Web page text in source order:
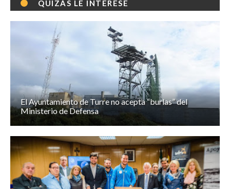
QUIZÁS LE INTERESE
El Ayuntamiento de Turre no acepta “burlas” del
Ministerio de Defensa